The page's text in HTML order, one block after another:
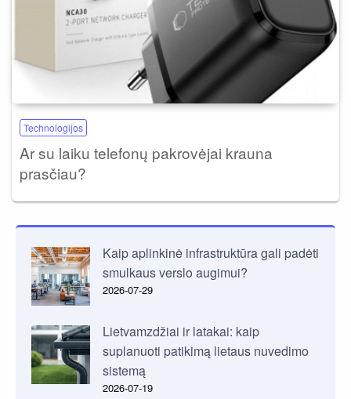
Technologijos
Ar su laiku telefonų pakrovėjai krauna
prasčiau?
Kaip aplinkinė infrastruktūra gali padėti
smulkaus verslo augimui?
2026-07-29
Lietvamzdžiai ir latakai: kaip
suplanuoti patikimą lietaus nuvedimo
sistemą
2026-07-19